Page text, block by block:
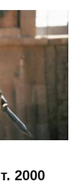
2000